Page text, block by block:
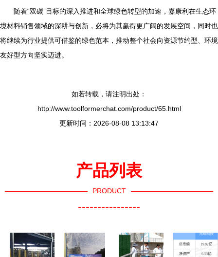
随着“双碳”目标的深入推进和全球绿色转型的加速，嘉康利在生态环
境材料销售领域的深耕与创新，必将为其赢得更广阔的发展空间，同时也
将继续为行业提供可借鉴的绿色范本，推动整个社会向资源节约型、环境
友好型方向坚实迈进。
如若转载，请注明出处：
http://www.toolformerchat.com/product/65.html
更新时间：2026-08-08 13:13:47
产品列表
PRODUCT
----------------